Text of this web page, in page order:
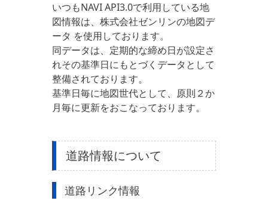
いつもNAVI API3.0で利用している地
図情報は、株式会社ゼンリンの地図デ
ータ を使用しております。
同データは、定期的な締め日が設定さ
れその基準日にもとづくデータとして
整備されております。
基準日毎に地図世代として、原則２か
月毎に更新をおこなっております。
道路情報について
道路リンク情報